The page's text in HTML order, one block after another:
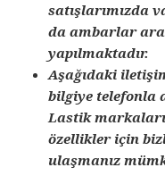
satışlarımızda
da ambarlar
yapılmaktadır.
Aşağıdaki
bilgiye telefonla
Lastik
özellikler için
ulaşmanız